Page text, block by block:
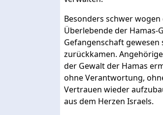
Besonders schwer
Überlebende der
Gefangenschaft
zurückkamen.
der Gewalt der Hamas
ohne Verantwortung,
Vertrauen wieder
aus dem Herzen Israels.